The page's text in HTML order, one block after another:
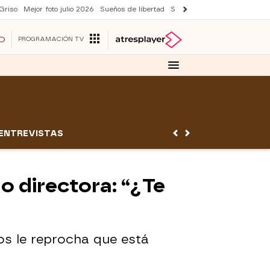
Mejor foto julio 2026 Sueños de libertad Suri y Tom Cruise
PROGRAMACIÓN TV
directora: “¿Te
le reprocha que está